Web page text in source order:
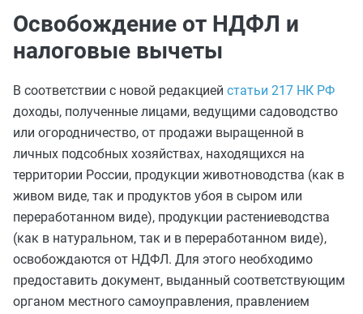
Освобождение от НДФЛ и
налоговые вычеты
В соответствии с новой редакцией статьи 217 НК РФ
доходы, полученные лицами, ведущими садоводство
или огородничество, от продажи выращенной в
личных подсобных хозяйствах, находящихся на
территории России, продукции животноводства (как в
живом виде, так и продуктов убоя в сыром или
переработанном виде), продукции растениеводства
(как в натуральном, так и в переработанном виде),
освобождаются от НДФЛ. Для этого необходимо
предоставить документ, выданный соответствующим
органом местного самоуправления, правлением